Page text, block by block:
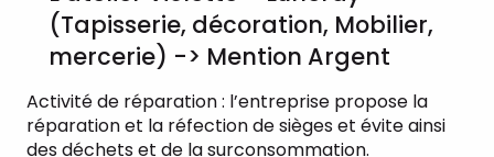
(Tapisserie, décoration, Mobilier,
mercerie) -> Mention Argent
Activité de réparation : l’entreprise propose la
réparation et la réfection de sièges et évite ainsi
des déchets et de la surconsommation.